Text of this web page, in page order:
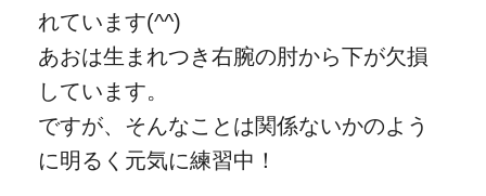
れています(^^)
あおは生まれつき右腕の肘から下が欠損
しています。
ですが、そんなことは関係ないかのよう
に明るく元気に練習中！